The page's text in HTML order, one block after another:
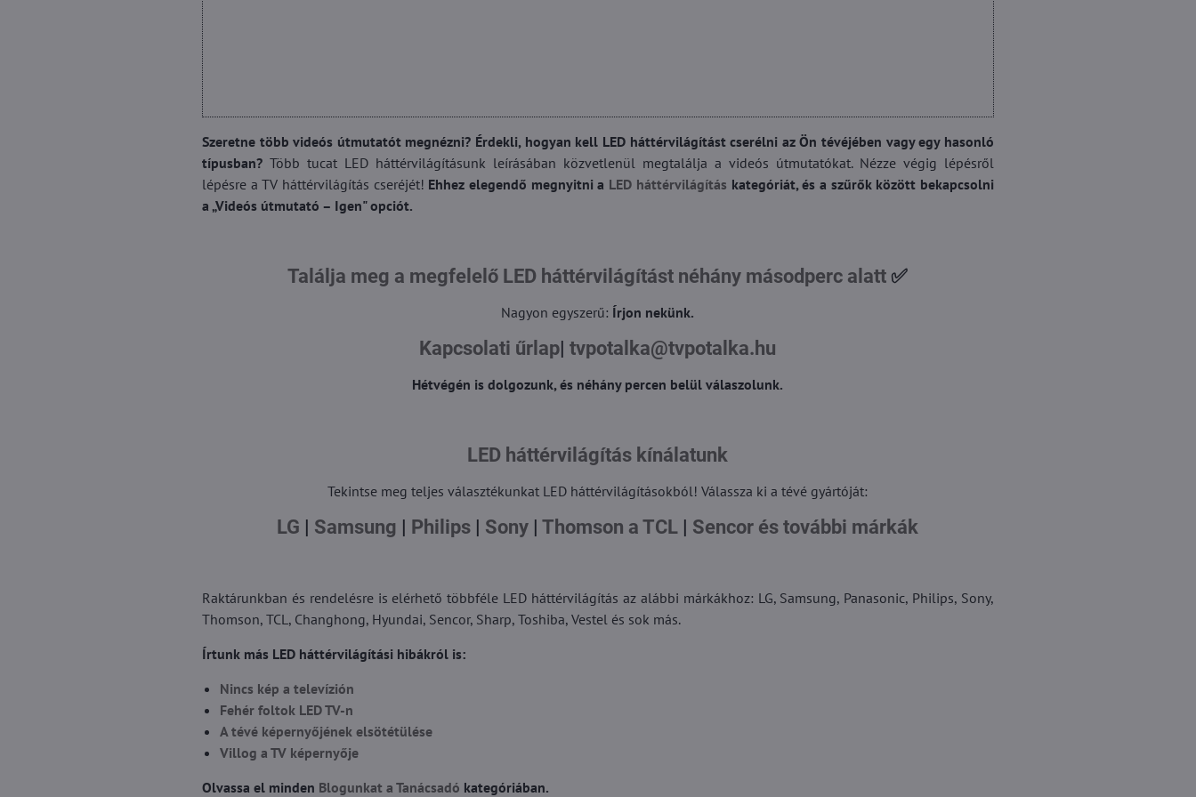
Szeretne több videós útmutatót megnézni? Érdekli, hogyan kell LED háttérvilágítást cserélni az Ön tévéjében vagy egy hasonló
típusban?Több tucat LED háttérvilágításunk leírásában közvetlenül megtalálja a videós útmutatókat. Nézze végig lépésről
lépésre a TV háttérvilágítás cseréjét! Ehhez elegendő megnyitni a LED háttérvilágítás kategóriát, és a szűrők között bekapcsolni
a „Videós útmutató – Igen" opciót.
Találja meg a megfelelő LED háttérvilágítást néhány másodperc alatt ✅
Nagyon egyszerű: Írjon nekünk.
Kapcsolati űrlap|tvpotalka@tvpotalka.hu
Hétvégén is dolgozunk, és néhány percen belül válaszolunk.
LED háttérvilágítás kínálatunk
Tekintse meg teljes választékunkat LED háttérvilágításokból! Válassza ki a tévé gyártóját:
LG | Samsung | Philips | Sony |Thomson a TCL | Sencor és további márkák
Raktárunkban és rendelésre is elérhető többféle LED háttérvilágítás az alábbi márkákhoz: LG, Samsung, Panasonic, Philips, Sony,
Thomson, TCL, Changhong, Hyundai, Sencor, Sharp, Toshiba, Vestel és sok más.
Írtunk más LED háttérvilágítási hibákról is:
Nincs kép a televízión
Fehér foltok LED TV-n
A tévé képernyőjének elsötétülése
Villog a TV képernyője
Olvassa el minden Blogunkat a Tanácsadó kategóriában.